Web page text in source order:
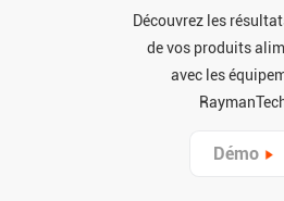
Découvrez les
de vos produits
avec les
Démo